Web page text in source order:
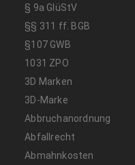
§ 9a GlüStV
§§ 311 ff. BGB
§107 GWB
1031 ZPO
3D Marken
3D-Marke
Abbruchanordnung
Abfallrecht
Abmahnkosten